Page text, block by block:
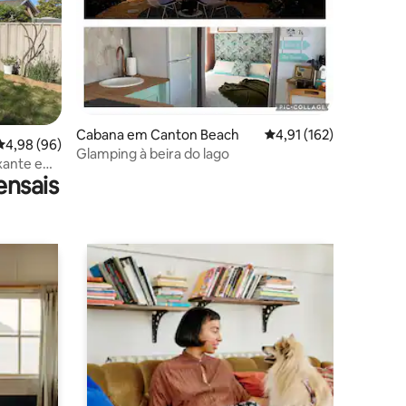
média de 4,98 em 5 estrelas, 96avaliações
4,98 (96)
em
Cabana em Canton Beach Classificação média
4,91 (162)
Glamping à beira do lago